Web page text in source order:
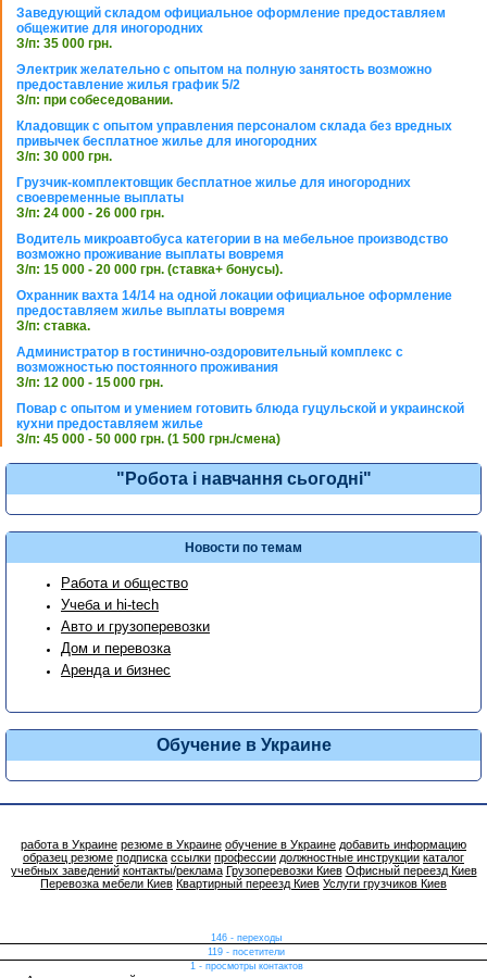
Заведующий складом официальное оформление предоставляем
общежитие для иногородних
З/п: 35 000 грн.
Электрик желательно с опытом на полную занятость возможно
предоставление жилья график 5/2
З/п: при собеседовании.
Кладовщик с опытом управления персоналом склада без вредных
привычек бесплатное жилье для иногородних
З/п: 30 000 грн.
Грузчик-комплектовщик бесплатное жилье для иногородних
своевременные выплаты
З/п: 24 000 - 26 000 грн.
Водитель микроавтобуса категории в на мебельное производство
возможно проживание выплаты вовремя
З/п: 15 000 - 20 000 грн. (ставка+ бонусы).
Охранник вахта 14/14 на одной локации официальное оформление
предоставляем жилье выплаты вовремя
З/п: ставка.
Администратор в гостинично-оздоровительный комплекс с
возможностью постоянного проживания
З/п: 12 000 - 15 000 грн.
Повар с опытом и умением готовить блюда гуцульской и украинской
кухни предоставляем жилье
З/п: 45 000 - 50 000 грн. (1 500 грн./смена)
"Робота і навчання сьогодні"
Новости по темам
Работа и общество
Учеба и hi-tech
Авто и грузоперевозки
Дом и перевозка
Аренда и бизнес
Обучение в Украине
работа в Украине резюме в Украине обучение в Украине добавить информацию
образец резюме подписка ссылки профессии должностные инструкции каталог
учебных заведений контакты/реклама Грузоперевозки Киев Офисный переезд Киев
Перевозка мебели Киев Квартирный переезд Киев Услуги грузчиков Киев
146 - переходы
119 - посетители
1 - просмотры контактов